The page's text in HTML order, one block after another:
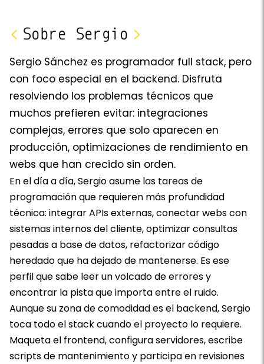
Sobre Sergio
Sergio Sánchez es programador full stack, pero
con foco especial en el backend. Disfruta
resolviendo los problemas técnicos que
muchos prefieren evitar: integraciones
complejas, errores que solo aparecen en
producción, optimizaciones de rendimiento en
webs que han crecido sin orden.
En el día a día, Sergio asume las tareas de
programación que requieren más profundidad
técnica: integrar APIs externas, conectar webs con
sistemas internos del cliente, optimizar consultas
pesadas a base de datos, refactorizar código
heredado que ha dejado de mantenerse. Es ese
perfil que sabe leer un volcado de errores y
encontrar la pista que importa entre el ruido.
Aunque su zona de comodidad es el backend, Sergio
toca todo el stack cuando el proyecto lo requiere.
Maqueta el frontend, configura servidores, escribe
scripts de mantenimiento y participa en revisiones